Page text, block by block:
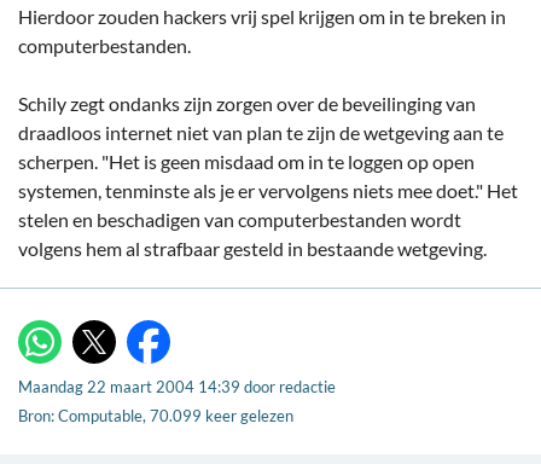
Hierdoor zouden hackers vrij spel krijgen om in te breken in
computerbestanden.
Schily zegt ondanks zijn zorgen over de beveilinging van
draadloos internet niet van plan te zijn de wetgeving aan te
scherpen. "Het is geen misdaad om in te loggen op open
systemen, tenminste als je er vervolgens niets mee doet." Het
stelen en beschadigen van computerbestanden wordt
volgens hem al strafbaar gesteld in bestaande wetgeving.
WhatsApp
X Facebook
Maandag 22 maart 2004 14:39 door redactie
Bron: Computable, 70.099 keer gelezen